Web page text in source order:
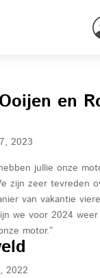
en
2023
jullie onze
zijn zeer tevreden
van vakantie
we voor 2024
motor.”
2022